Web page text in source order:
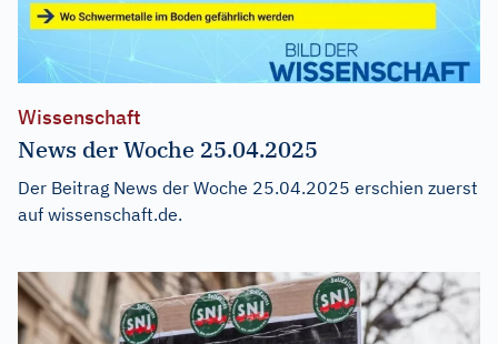
Wissenschaft
News der Woche 25.04.2025
Der Beitrag News der Woche 25.04.2025 erschien zuerst
auf wissenschaft.de.